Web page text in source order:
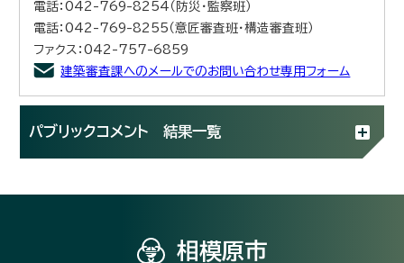
電話：042-769-8254（防災・監察班）
電話：042-769-8255（意匠審査班・構造審査班）
ファクス：042-757-6859
建築審査課へのメールでのお問い合わせ専用フォーム
パブリックコメント 結果一覧
相模原市